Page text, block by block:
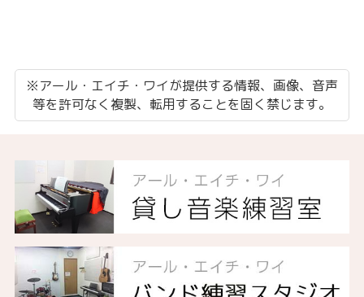
※アール・エイチ・ワイが提供する情報、画像、音声
等を許可なく複製、転用することを固く禁じます。